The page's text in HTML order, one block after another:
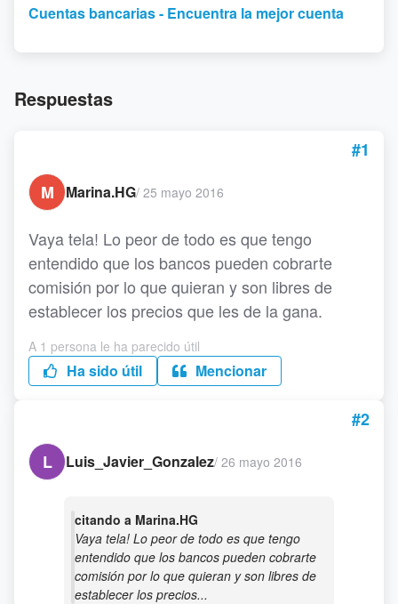
Cuentas bancarias - Encuentra la mejor cuenta
Respuestas
#1
M
Marina.HG/ 25 mayo 2016
Vaya tela! Lo peor de todo es que tengo
entendido que los bancos pueden cobrarte
comisión por lo que quieran y son libres de
establecer los precios que les de la gana.
A 1 persona le ha parecido útil
Ha sido útil Mencionar
#2
L
Luis_Javier_Gonzalez/ 26 mayo 2016
citando a Marina.HG
Vaya tela! Lo peor de todo es que tengo
entendido que los bancos pueden cobrarte
comisión por lo que quieran y son libres de
establecer los precios...